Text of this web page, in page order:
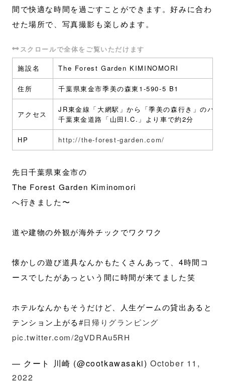
間で快適な時間を過ごすことができます。好みに合わ
せた場所で、写真撮影も楽しめます。
施設名 The Forest Garden KIMINOMORI
住所 千葉県東金市季美の森東1-590-5 B1
アクセス
JR東金線「大網駅」から「季美の森行き」のバス
千葉東金道路「山田I.C.」より車で約2分
HP http://the-forest-garden.com/
先日千葉県東金市の
The Forest Garden Kiminomori
へ行きました〜
道や建物の外観が海外チックでワクワク
懐かしの遊び道具なんかもたくさんあって、4時間コ
ースでしたがあっという間に時間が来てました笑
ホテルなんかもそうだけど、人生ゲームの貸出あると
テンション上がる#日帰りグランピング
pic.twitter.com/2gVDRAu5RH
— クート 川崎 (@cootkawasaki) October 11,
2022